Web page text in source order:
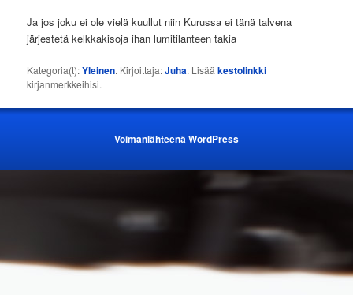
Ja jos joku ei ole vielä kuullut niin Kurussa ei tänä talvena
järjestetä kelkkakisoja ihan lumitilanteen takia
Kategoria(t):Yleinen. Kirjoittaja:Juha. Lisääkestolinkki
kirjanmerkkeihisi.
Voimanlähteenä WordPress